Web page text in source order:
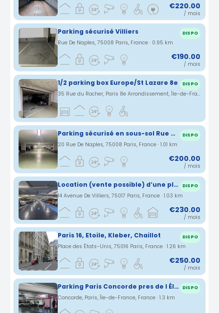
€220.00
/ mois
Parking sécurisé Villiers DISPO
Rue De Naples, 75008 Paris, France · 0.95 km
€190.00
/ mois
1/2 parking box Europe/St Lazare 8e DISPO
35 Rue du Rocher, Paris 8e Arrondissement, Île-de-France, France · 0.99 km
Parking sécurisé en sous-sol Rue de Naples quartier Villiers / Europe accès 24/24 DISPO
20 Rue De Naples, 75008 Paris, France · 1.01 km
€200.00
/ mois
Location (vente possible) d’une place de parking Indigo Villiers DISPO
14 Avenue De Villiers, 75017 Paris, France · 1.03 km
€230.00
/ mois
Paris 16, Etoile, Kleber, Chaillot DISPO
Place des États-Unis, 75016 Paris, France · 1.26 km
€250.00
/ mois
Parking Paris Concorde pres de l Élysée DISPO
Concorde, Paris, Île-de-France, France · 1.3 km